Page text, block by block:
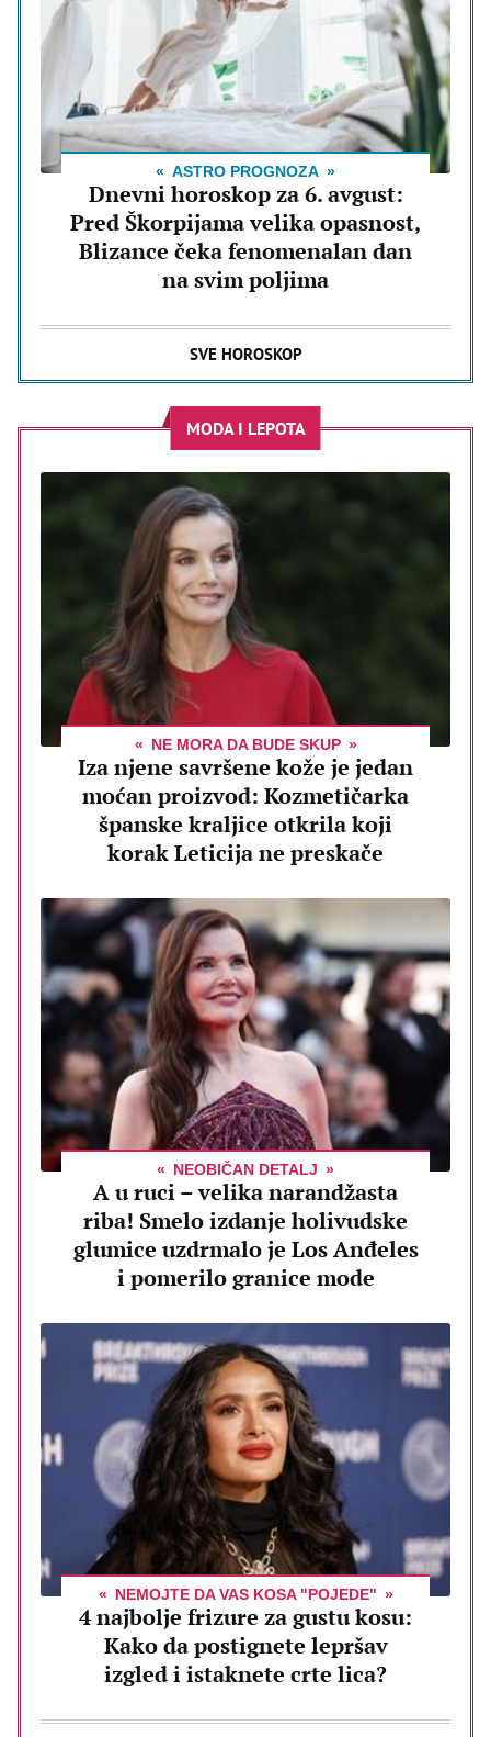
ASTRO PROGNOZA
Dnevni horoskop za 6. avgust:
Pred Škorpijama velika opasnost,
Blizance čeka fenomenalan dan
na svim poljima
SVE HOROSKOP
MODA I LEPOTA
NE MORA DA BUDE SKUP
Iza njene savršene kože je jedan
moćan proizvod: Kozmetičarka
španske kraljice otkrila koji
korak Leticija ne preskače
NEOBIČAN DETALJ
A u ruci – velika narandžasta
riba! Smelo izdanje holivudske
glumice uzdrmalo je Los Anđeles
i pomerilo granice mode
NEMOJTE DA VAS KOSA "POJEDE"
4 najbolje frizure za gustu kosu:
Kako da postignete lepršav
izgled i istaknete crte lica?